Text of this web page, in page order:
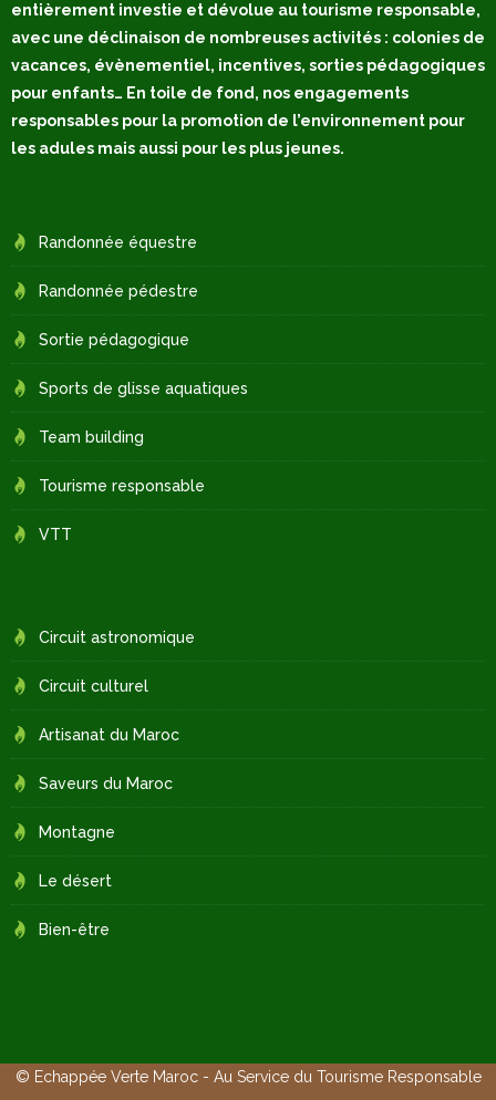
entièrement investie et dévolue au tourisme responsable,
avec une déclinaison de nombreuses activités : colonies de
vacances, évènementiel, incentives, sorties pédagogiques
pour enfants… En toile de fond, nos engagements
responsables pour la promotion de l’environnement pour
les adules mais aussi pour les plus jeunes.
Randonnée équestre
Randonnée pédestre
Sortie pédagogique
Sports de glisse aquatiques
Team building
Tourisme responsable
VTT
Circuit astronomique
Circuit culturel
Artisanat du Maroc
Saveurs du Maroc
Montagne
Le désert
Bien-être
© Echappée Verte Maroc - Au Service du Tourisme Responsable